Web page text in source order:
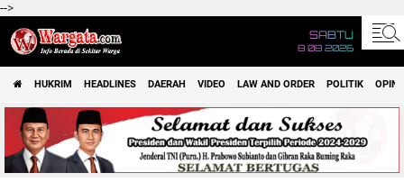
-->
SABTU
8 08 2026
HUKRIM HEADLINES DAERAH VIDEO LAW AND ORDER POLITIK OPINI